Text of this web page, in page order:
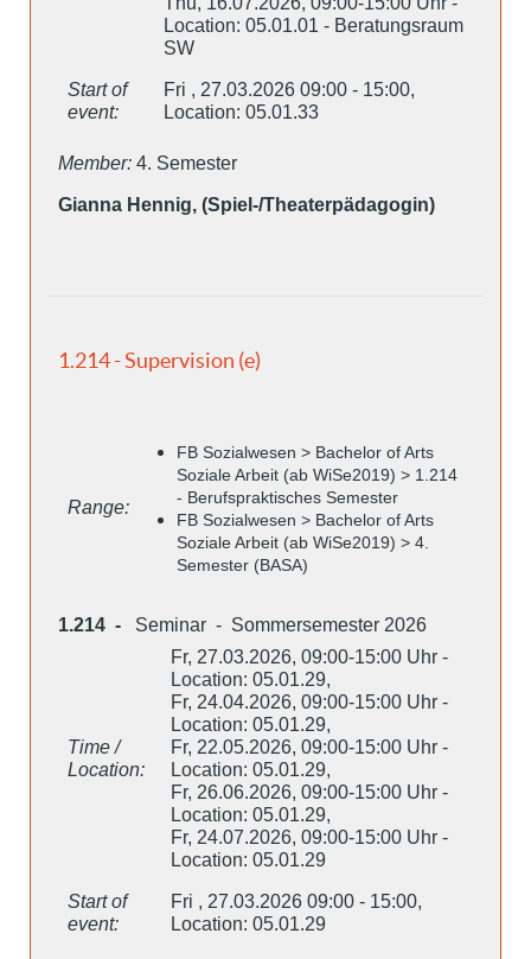
Location: 05.01.01 - Beratungsraum
SW
Start of
event:
Fri , 27.03.2026 09:00 - 15:00,
Location: 05.01.33
Member: 4. Semester
Gianna Hennig, (Spiel-/Theaterpädagogin)
1.214 - Supervision (e)
Range:
FB Sozialwesen > Bachelor of Arts
Soziale Arbeit (ab WiSe2019) > 1.214
- Berufspraktisches Semester
FB Sozialwesen > Bachelor of Arts
Soziale Arbeit (ab WiSe2019) > 4.
Semester (BASA)
1.214 - Seminar - Sommersemester 2026
Time /
Location:
Fr, 27.03.2026, 09:00-15:00 Uhr -
Location: 05.01.29,
Fr, 24.04.2026, 09:00-15:00 Uhr -
Location: 05.01.29,
Fr, 22.05.2026, 09:00-15:00 Uhr -
Location: 05.01.29,
Fr, 26.06.2026, 09:00-15:00 Uhr -
Location: 05.01.29,
Fr, 24.07.2026, 09:00-15:00 Uhr -
Location: 05.01.29
Start of
event:
Fri , 27.03.2026 09:00 - 15:00,
Location: 05.01.29